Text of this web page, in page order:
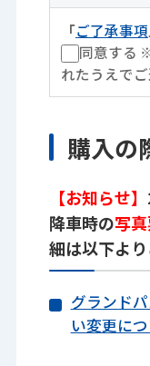
「ご了承事項
同意する
れたうえでご
購入の
【お知らせ】
降車時の写
細は以下より
グランド
い変更に